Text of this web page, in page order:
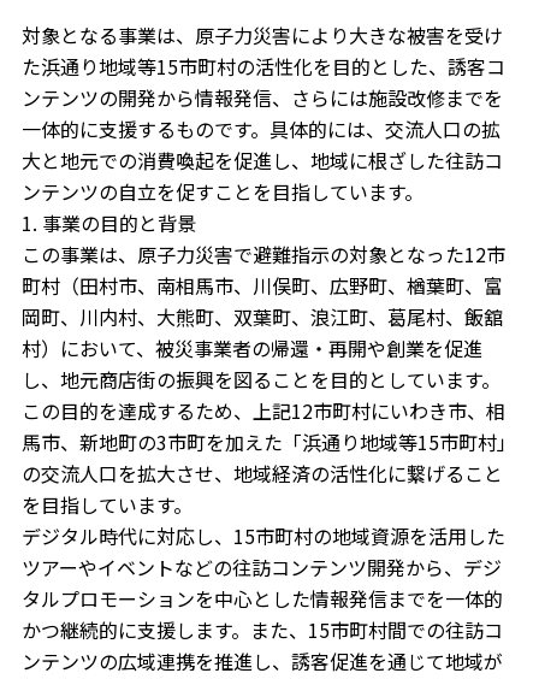
対象となる事業は、原子力災害により大きな被害を受け
た浜通り地域等15市町村の活性化を目的とした、誘客コ
ンテンツの開発から情報発信、さらには施設改修までを
一体的に支援するものです。具体的には、交流人口の拡
大と地元での消費喚起を促進し、地域に根ざした往訪コ
ンテンツの自立を促すことを目指しています。
1. 事業の目的と背景
この事業は、原子力災害で避難指示の対象となった12市
町村（田村市、南相馬市、川俣町、広野町、楢葉町、富
岡町、川内村、大熊町、双葉町、浪江町、葛尾村、飯舘
村）において、被災事業者の帰還・再開や創業を促進
し、地元商店街の振興を図ることを目的としています。
この目的を達成するため、上記12市町村にいわき市、相
馬市、新地町の3市町を加えた「浜通り地域等15市町村」
の交流人口を拡大させ、地域経済の活性化に繋げること
を目指しています。
デジタル時代に対応し、15市町村の地域資源を活用した
ツアーやイベントなどの往訪コンテンツ開発から、デジ
タルプロモーションを中心とした情報発信までを一体的
かつ継続的に支援します。また、15市町村間での往訪コ
ンテンツの広域連携を推進し、誘客促進を通じて地域が